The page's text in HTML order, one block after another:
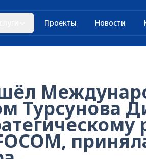
Проекты Новости
Турсунова